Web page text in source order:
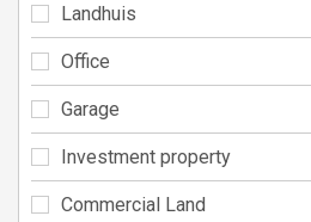
Landhuis
Office
Garage
Investment property
Commercial Land